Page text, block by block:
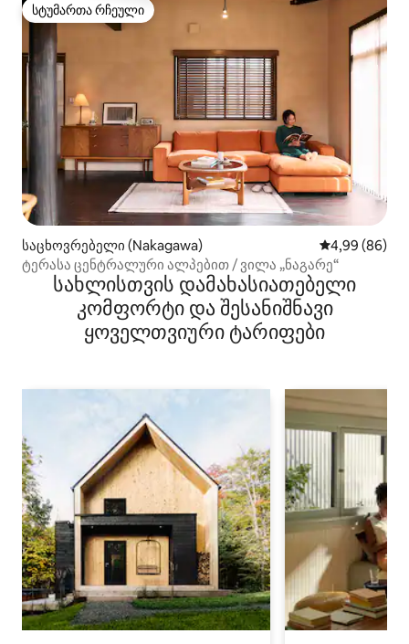
სტუმართა რჩეული
სტუმართა რჩეული
საცხოვრებელი (Nakagawa) საშუალო
4,99 (86)
ტერასა ცენტრალური ალპებით / ვილა „ნაგარე“
სახლისთვის დამახასიათებელი
კომფორტი და შესანიშნავი
ყოველთვიური ტარიფები